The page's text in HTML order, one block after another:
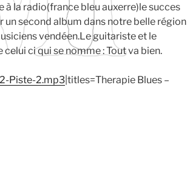
la radio(france bleu auxerre)le succes
un second album dans notre belle région
vendéen.Le guitariste et le
ci qui se nomme : Tout va bien.
Piste-2.mp3 |titles=Therapie Blues –